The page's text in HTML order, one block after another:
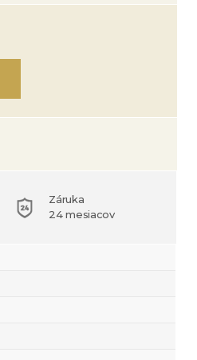
Záruka
24 mesiacov